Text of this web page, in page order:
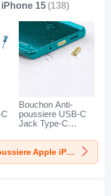
15 (138)
Bouchon Anti-
poussiere USB-C
Jack Type-C
Apple iPhone 15 Or
Découvrir les Bouchon Anti-Poussiere Apple iPhone 15